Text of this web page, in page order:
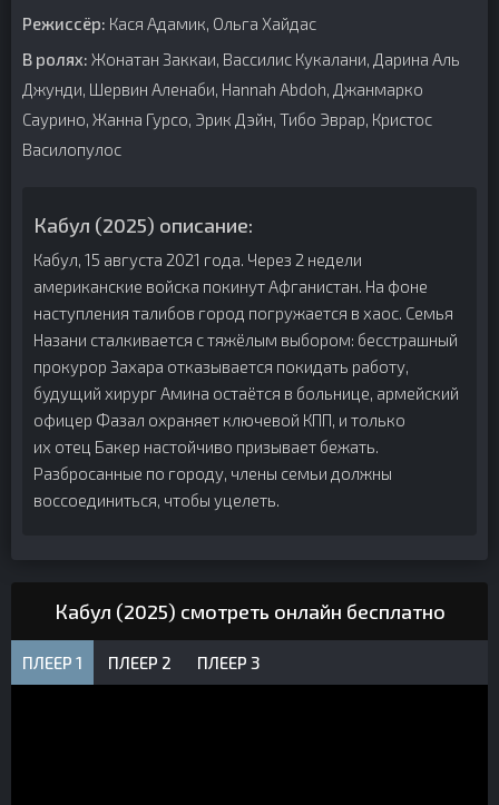
Режиссёр: Кася Адамик, Ольга Хайдас
В ролях: Жонатан Заккаи, Вассилис Кукалани, Дарина Аль
Джунди, Шервин Аленаби, Hannah Abdoh, Джанмарко
Саурино, Жанна Гурсо, Эрик Дэйн, Тибо Эврар, Кристос
Василопулос
Кабул (2025) описание:
Кабул, 15 августа 2021 года. Через 2 недели
американские войска покинут Афганистан. На фоне
наступления талибов город погружается в хаос. Семья
Назани сталкивается с тяжёлым выбором: бесстрашный
прокурор Захара отказывается покидать работу,
будущий хирург Амина остаётся в больнице, армейский
офицер Фазал охраняет ключевой КПП, и только
их отец Бакер настойчиво призывает бежать.
Разбросанные по городу, члены семьи должны
воссоединиться, чтобы уцелеть.
Кабул (2025) смотреть онлайн бесплатно
ПЛЕЕР 1 ПЛЕЕР 2 ПЛЕЕР 3